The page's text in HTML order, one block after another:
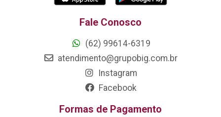
Fale Conosco
(62) 99614-6319
atendimento@grupobig.com.br
Instagram
Facebook
Formas de Pagamento